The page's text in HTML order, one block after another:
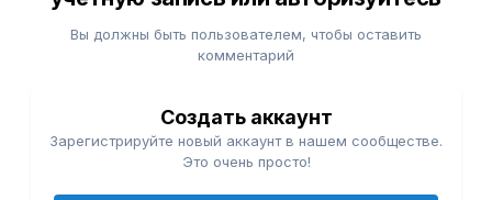
Вы должны быть пользователем, чтобы оставить
комментарий
Создать аккаунт
Зарегистрируйте новый аккаунт в нашем сообществе.
Это очень просто!